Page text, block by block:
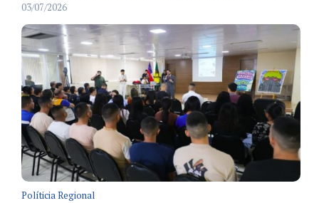
03/07/2026
Políticia Regional